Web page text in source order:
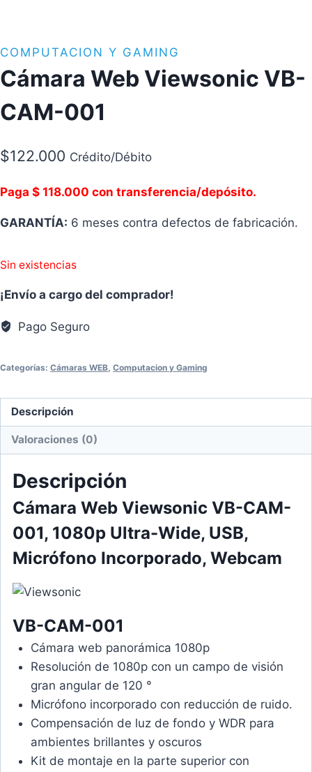
COMPUTACION Y GAMING
Cámara Web Viewsonic VB-
CAM-001
$122.000 Crédito/Débito
Paga $ 118.000 con transferencia/depósito.
GARANTÍA: 6 meses contra defectos de fabricación.
Sin existencias
¡Envío a cargo del comprador!
Pago Seguro
Categorías: Cámaras WEB Computacion y Gaming
Descripción
Valoraciones (0)
Descripción
Cámara Web Viewsonic VB-CAM-
001, 1080p Ultra-Wide, USB,
Micrófono Incorporado, Webcam
VB-CAM-001
Cámara web panorámica 1080p
Resolución de 1080p con un campo de visión
gran angular de 120 °
Micrófono incorporado con reducción de ruido.
Compensación de luz de fondo y WDR para
ambientes brillantes y oscuros
Kit de montaje en la parte superior con